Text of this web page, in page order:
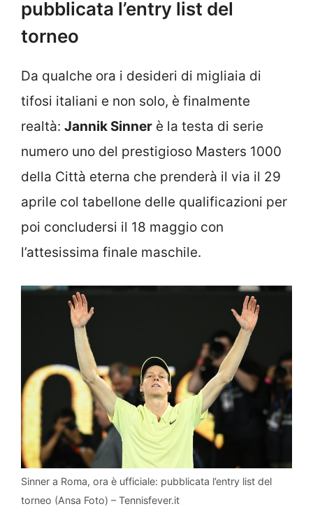
pubblicata l’entry list del
torneo
Da qualche ora i desideri di migliaia di
tifosi italiani e non solo, è finalmente
realtà: Jannik Sinner è la testa di serie
numero uno del prestigioso Masters 1000
della Città eterna che prenderà il via il 29
aprile col tabellone delle qualificazioni per
poi concludersi il 18 maggio con
l’attesissima finale maschile.
Sinner a Roma, ora è ufficiale: pubblicata l’entry list del
torneo (Ansa Foto) – Tennisfever.it